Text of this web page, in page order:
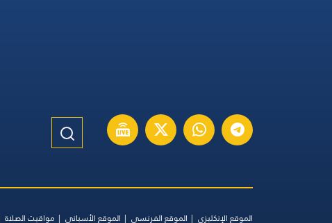
الموقع الإنكليزي الموقع الفرنسي الموقع الأسباني مواقيت الصلاة